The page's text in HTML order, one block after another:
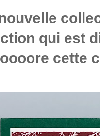
qui est
cette